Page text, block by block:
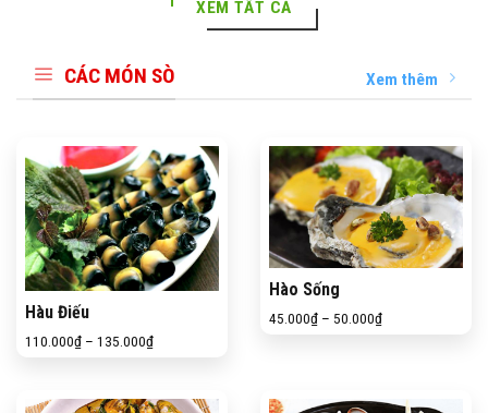
XEM TẤT CẢ
CÁC MÓN SÒ Xem thêm
Hàu Điếu
110.000₫ – 135.000₫
Hào Sống
45.000₫ – 50.000₫